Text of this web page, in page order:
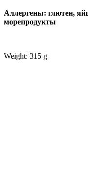
Аллергены: глютен,
морепродукты
Weight: 315 g